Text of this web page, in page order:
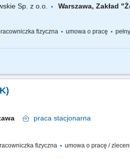
Sp. z o.o. Warszawa, Zakład
fizyczna umowa o pracę
wykonywanie przeglądów, obsługę
praca stacjonarna
fizyczna umowa o pracę /